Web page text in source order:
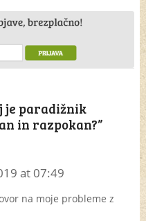
je paradižnik
in razpokan?”
at 07:49
na moje probleme z